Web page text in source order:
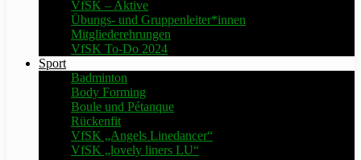
VfSK – Aktive
Übungs- und Gruppenleiter*innen
Mitgliederehrungen
VfSK To-Do 2024
Sport
Badminton
Body Forming
Boule und Pétanque
Rückenfit
VfSK „Angels Linedancer“
VfSK „lovely liners LU“